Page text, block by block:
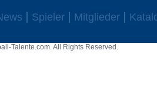
Spieler Mitglieder
Talente.com. All Rights Reserved.